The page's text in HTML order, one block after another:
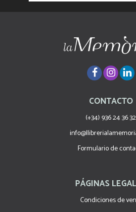
CONTACTO
(+34) 936 24 36 32
Formulario de
PÁGINAS
Condiciones de